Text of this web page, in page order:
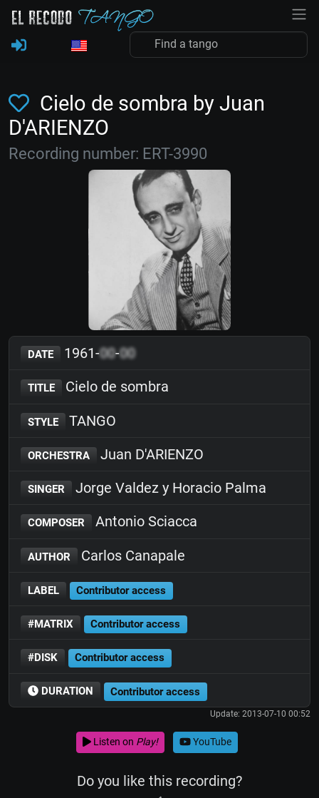
Cielo de sombra by Juan
D'ARIENZO
Recording number: ERT-3990
DATE 1961-00-00
TITLE Cielo de sombra
STYLE TANGO
ORCHESTRA Juan D'ARIENZO
SINGER Jorge Valdez y Horacio Palma
COMPOSER Antonio Sciacca
AUTHOR Carlos Canapale
LABEL Contributor access
#MATRIX Contributor access
#DISK Contributor access
DURATION Contributor access
Update: 2013-07-10 00:52
Listen on Play! YouTube
Do you like this recording?